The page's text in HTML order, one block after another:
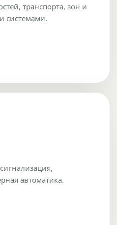
транспорта, зон и
системами.
автоматика.